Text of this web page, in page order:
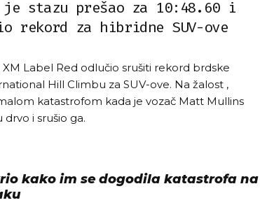
je stazu prešao za 10:48.60 i
rekord za hibridne SUV-ove
Label Red odlučio srušiti rekord brdske
Hill Climbu za SUV-ove. Na žalost ,
katastrofom kada je vozač Matt Mullins
drvo i srušio ga.
kako im se dogodila katastrofa na